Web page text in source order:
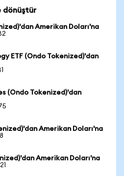
dönüştür
Amerikan Doları'na
ETF (Ondo Tokenized)'dan
(Ondo Tokenized)'dan
Amerikan Doları'na
Amerikan Doları'na